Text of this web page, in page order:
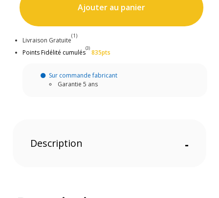
Ajouter au panier
Livraison Gratuite
(1)
Points Fidélité cumulés
(3)
835pts
Sur commande fabricant
Garantie 5 ans
Description -